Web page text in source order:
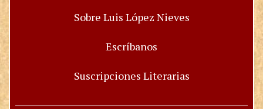
Sobre Luis López Nieves
Escríbanos
Suscripciones Literarias